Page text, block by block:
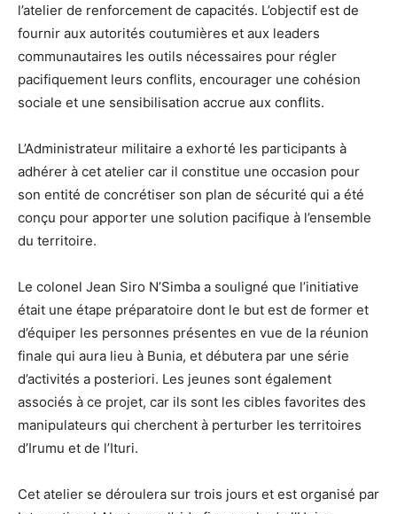
l’atelier de renforcement de capacités. L’objectif est de
fournir aux autorités coutumières et aux leaders
communautaires les outils nécessaires pour régler
pacifiquement leurs conflits, encourager une cohésion
sociale et une sensibilisation accrue aux conflits.
L’Administrateur militaire a exhorté les participants à
adhérer à cet atelier car il constitue une occasion pour
son entité de concrétiser son plan de sécurité qui a été
conçu pour apporter une solution pacifique à l’ensemble
du territoire.
Le colonel Jean Siro N’Simba a souligné que l’initiative
était une étape préparatoire dont le but est de former et
d’équiper les personnes présentes en vue de la réunion
finale qui aura lieu à Bunia, et débutera par une série
d’activités a posteriori. Les jeunes sont également
associés à ce projet, car ils sont les cibles favorites des
manipulateurs qui cherchent à perturber les territoires
d’Irumu et de l’Ituri.
Cet atelier se déroulera sur trois jours et est organisé par